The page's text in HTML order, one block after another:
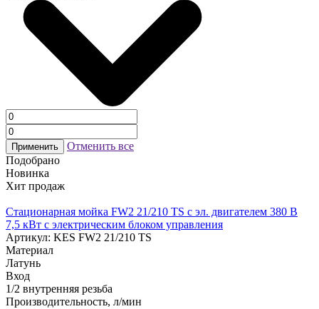
Применить
Отменить все
Подобрано
Новинка
Хит продаж
Стационарная мойка FW2 21/210 TS с эл. двигателем 380 В
7,5 кВт c электрическим блоком управления
Артикул: KES FW2 21/210 TS
Материал
Латунь
Вход
1/2 внутренняя резьба
Производительность, л/мин